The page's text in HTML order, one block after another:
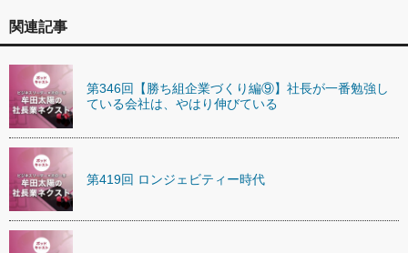
関連記事
第346回【勝ち組企業づくり編⑨】社長が一番勉強し
ている会社は、やはり伸びている
第419回 ロンジェビティー時代